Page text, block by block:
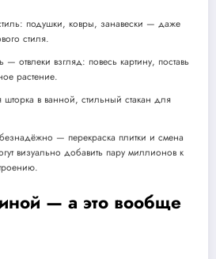
подушки, ковры, занавески — даже
стиля.
— отвлеки взгляд: повесь картину, поставь
растение.
в ванной, стильный стакан для
— перекраска плитки и смена
визуально добавить пару миллионов к
— а это вообще